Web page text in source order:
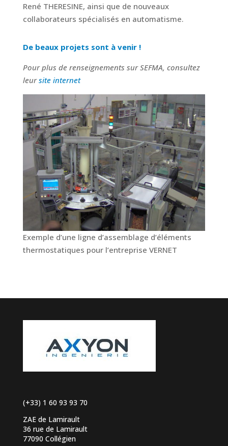
René THERESINE, ainsi que de nouveaux
collaborateurs spécialisés en automatisme.
De beaux projets sont à venir !
Pour plus de renseignements sur SEFMA, consultez
leursite internet
Exemple d’une ligne d’assemblage d’éléments
thermostatiques pour l’entreprise VERNET
(+33) 1 60 93 93 70
ZAE de Lamirault
36 rue de Lamirault
77090 Collégien